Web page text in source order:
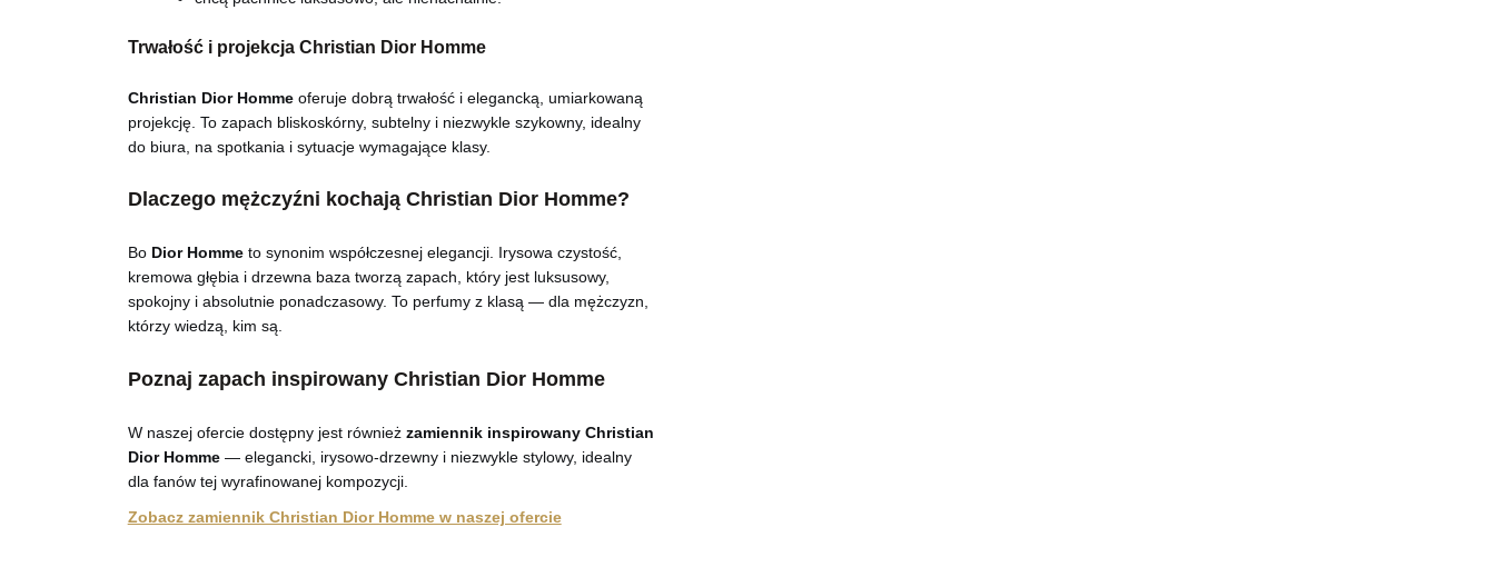
Trwałość i projekcja Christian Dior Homme
Christian Dior Hommeoferuje dobrą trwałość i elegancką, umiarkowaną
projekcję. To zapach bliskoskórny, subtelny i niezwykle szykowny, idealny
do biura, na spotkania i sytuacje wymagające klasy.
Dlaczego mężczyźni kochają Christian Dior Homme?
Bo Dior Hommeto synonim współczesnej elegancji. Irysowa czystość,
kremowa głębia i drzewna baza tworzą zapach, który jest luksusowy,
spokojny i absolutnie ponadczasowy. To perfumy z klasą — dla mężczyzn,
którzy wiedzą, kim są.
Poznaj zapach inspirowany Christian Dior Homme
W naszej ofercie dostępny jest również zamiennik inspirowany Christian
Dior Homme— elegancki, irysowo-drzewny i niezwykle stylowy, idealny
dla fanów tej wyrafinowanej kompozycji.
Zobacz zamiennik Christian Dior Homme w naszej ofercie